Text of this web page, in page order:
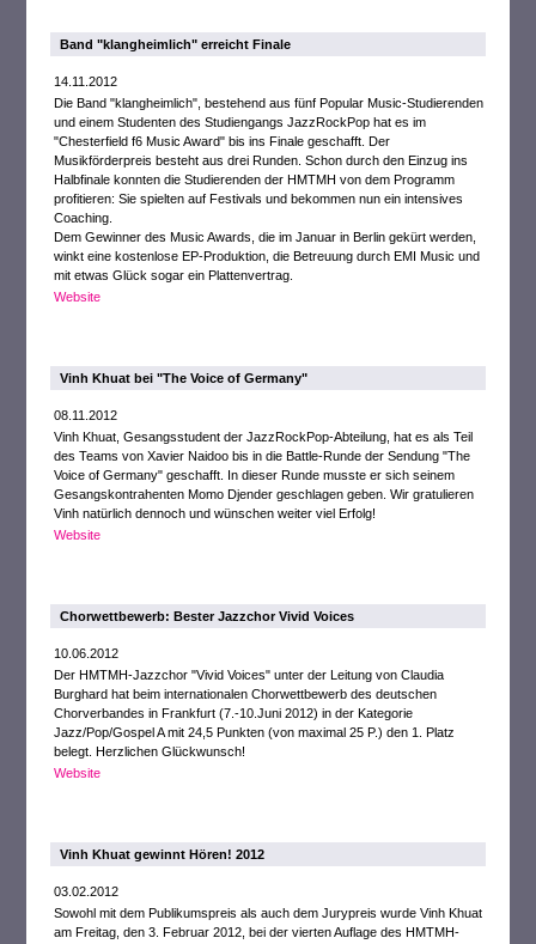
Band "klangheimlich" erreicht Finale
14.11.2012
Die Band "klangheimlich", bestehend aus fünf Popular Music-Studierenden
und einem Studenten des Studiengangs JazzRockPop hat es im
"Chesterfield f6 Music Award" bis ins Finale geschafft. Der
Musikförderpreis besteht aus drei Runden. Schon durch den Einzug ins
Halbfinale konnten die Studierenden der HMTMH von dem Programm
profitieren: Sie spielten auf Festivals und bekommen nun ein intensives
Coaching.
Dem Gewinner des Music Awards, die im Januar in Berlin gekürt werden,
winkt eine kostenlose EP-Produktion, die Betreuung durch EMI Music und
mit etwas Glück sogar ein Plattenvertrag.
Website
Vinh Khuat bei "The Voice of Germany"
08.11.2012
Vinh Khuat, Gesangsstudent der JazzRockPop-Abteilung, hat es als Teil
des Teams von Xavier Naidoo bis in die Battle-Runde der Sendung "The
Voice of Germany" geschafft. In dieser Runde musste er sich seinem
Gesangskontrahenten Momo Djender geschlagen geben. Wir gratulieren
Vinh natürlich dennoch und wünschen weiter viel Erfolg!
Website
Chorwettbewerb: Bester Jazzchor Vivid Voices
10.06.2012
Der HMTMH-Jazzchor "Vivid Voices" unter der Leitung von Claudia
Burghard hat beim internationalen Chorwettbewerb des deutschen
Chorverbandes in Frankfurt (7.-10.Juni 2012) in der Kategorie
Jazz/Pop/Gospel A mit 24,5 Punkten (von maximal 25 P.) den 1. Platz
belegt. Herzlichen Glückwunsch!
Website
Vinh Khuat gewinnt Hören! 2012
03.02.2012
Sowohl mit dem Publikumspreis als auch dem Jurypreis wurde Vinh Khuat
am Freitag, den 3. Februar 2012, bei der vierten Auflage des HMTMH-